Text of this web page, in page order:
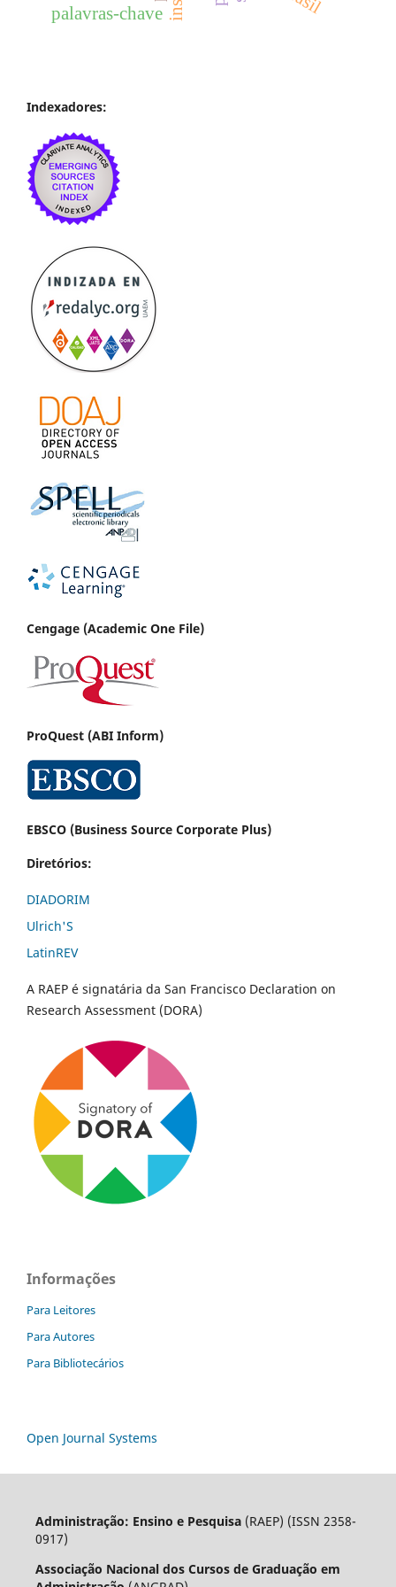
palavras-chave
Indexadores:
Cengage (Academic One File)
ProQuest (ABI Inform)
EBSCO (Business Source Corporate Plus)
Diretórios:
DIADORIM
Ulrich'S
LatinREV
A RAEP é signatária da San Francisco Declaration on
Research Assessment (DORA)
Informações
Para Leitores
Para Autores
Para Bibliotecários
Open Journal Systems
Administração: Ensino e Pesquisa (RAEP) (ISSN 2358-
0917)
Associação Nacional dos Cursos de Graduação em